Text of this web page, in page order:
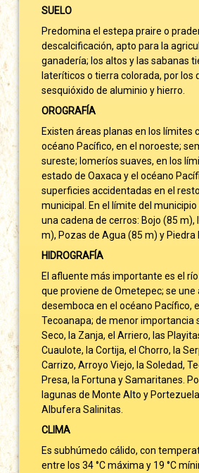
SUELO
Predomina el estepa praire o
descalcificación, apto para la
ganadería; los altos y las sabanas
lateríticos o tierra colorada, por los
sesquióxido de aluminio y hierro.
OROGRAFÍA
Existen áreas planas en los límites
océano Pacífico, en el noroeste;
sureste; lomeríos suaves, en los
estado de Oaxaca y el océano
superficies accidentadas en el
municipal. En el límite del
una cadena de cerros: Bojo (85 m),
m), Pozas de Agua (85 m) y Piedra
HIDROGRAFÍA
El afluente más importante es el
que proviene de Ometepec; se une
desemboca en el océano Pacífico,
Tecoanapa; de menor importancia
Seco, la Zanja, el Arriero, las
Cuaulote, la Cortija, el Chorro, la
Carrizo, Arroyo Viejo, la Soledad,
Presa, la Fortuna y Samaritanes.
lagunas de Monte Alto y
Albufera Salinitas.
CLIMA
Es subhúmedo cálido, con
entre los 34 °C máxima y 19 °C